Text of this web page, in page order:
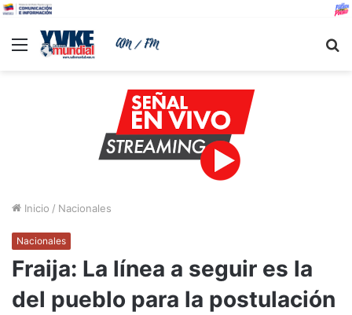
Menu
Inicio / Nacionales
Nacionales
Fraija: La línea a seguir es la
del pueblo para la postulación